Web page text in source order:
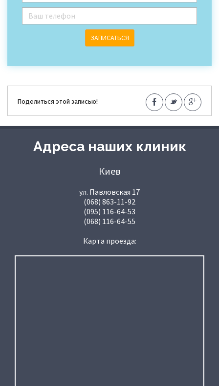
ЗАПИСАТЬСЯ
Поделиться этой записью!
Адреса наших клиник
Киев
ул. Павловская 17
(068) 863-11-92
(095) 116-64-53
(068) 116-64-55
Карта проезда: